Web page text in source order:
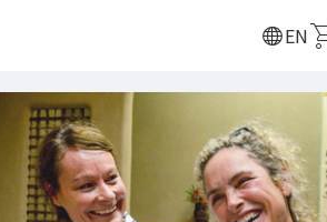
ENカ
ト